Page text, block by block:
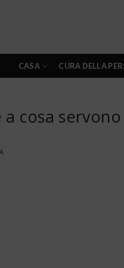
CASA CURA DELLA
a cosa servono